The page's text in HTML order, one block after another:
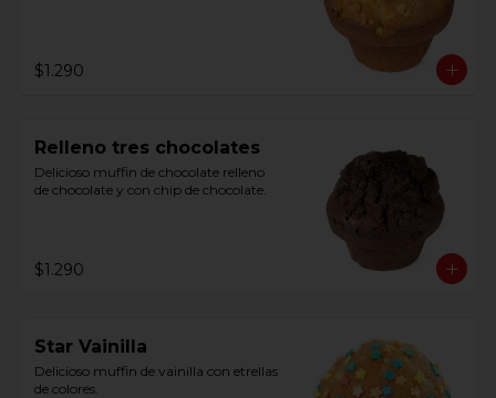
$1.290
Relleno tres chocolates
Delicioso muffin de chocolate relleno
de chocolate y con chip de chocolate.
$1.290
Star Vainilla
Delicioso muffin de vainilla con etrellas
de colores.